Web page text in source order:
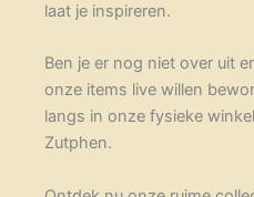
laat je inspireren.
Ben je er nog niet over uit
onze items live willen
langs in onze fysieke
Zutphen.